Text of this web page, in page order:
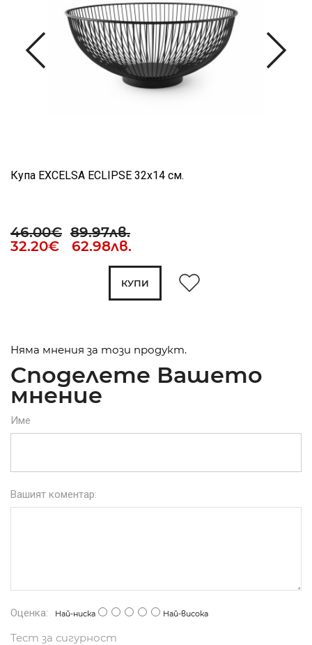
Купа EXCELSA ECLIPSE 32х14 см.
46.00€ 89.97лв.
32.20€ 62.98лв.
КУПИ
Няма мнения за този продукт.
Споделете Вашето
мнение
Име
Вашият коментар:
Оценка: Най-ниска Най-висока
Тест за сигурност